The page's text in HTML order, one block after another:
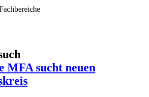
MFA sucht neuen